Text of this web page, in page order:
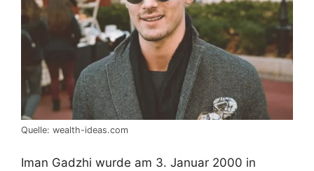
Quelle: wealth-ideas.com
Iman Gadzhi wurde am 3. Januar 2000 in